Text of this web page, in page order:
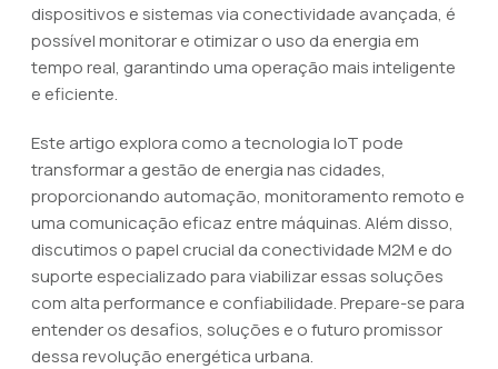
dispositivos e sistemas via conectividade avançada, é
possível monitorar e otimizar o uso da energia em
tempo real, garantindo uma operação mais inteligente
e eficiente.
Este artigo explora como a tecnologia IoT pode
transformar a gestão de energia nas cidades,
proporcionando automação, monitoramento remoto e
uma comunicação eficaz entre máquinas. Além disso,
discutimos o papel crucial da conectividade M2M e do
suporte especializado para viabilizar essas soluções
com alta performance e confiabilidade. Prepare-se para
entender os desafios, soluções e o futuro promissor
dessa revolução energética urbana.